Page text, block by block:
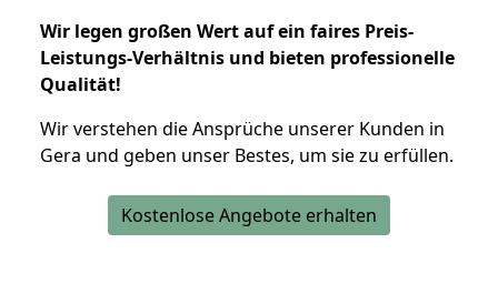
Wir legen großen Wert auf ein faires Preis-
Leistungs-Verhältnis und bieten professionelle
Qualität!
Wir verstehen die Ansprüche unserer Kunden in
Gera und geben unser Bestes, um sie zu erfüllen.
Kostenlose Angebote erhalten